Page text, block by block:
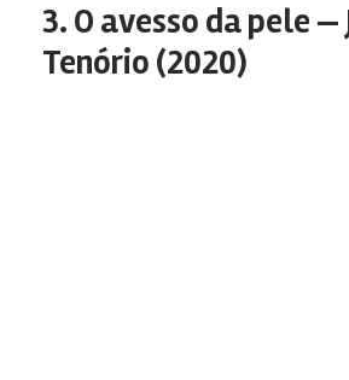
3. O avesso da pele —
Tenório (2020)